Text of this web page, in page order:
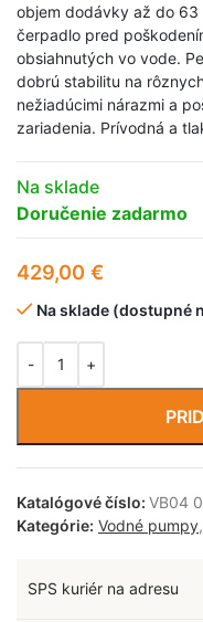
objem dodávky až do 63
čerpadlo pred
obsiahnutých vo vode.
dobrú stabilitu na
nežiadúcimi nárazmi a
zariadenia. Prívodná a
Na sklade
Doručenie zadarmo
429,00 €
Na sklade (dostupné
Katalógové číslo: VB04
Kategórie: Vodné pumpy,
SPS kuriér na adresu